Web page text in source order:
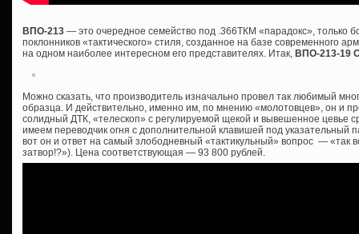
ВПО-213 — это очередное семейство под .366ТКМ «парадокс», только
поклонников «тактического» стиля, созданное на базе современного
на одном наиболее интересном его представителях. Итак, ВПО-213-19
Можно сказать, что производитель изначально провел так любимый
образца. И действительно, именно им, по мнению «молотовцев», он и
солидный ДТК, «телескоп» с регулируемой щекой и вывешенное цевье
имеем переводчик огня с дополнительной клавишей под указательный
вот он и ответ на самый злободневный «тактикульный» вопрос — «так
затвор!?»). Цена соответствующая — 93 800 рублей.